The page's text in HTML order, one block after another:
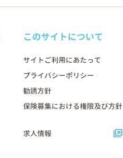
このサイトについて
サイトご利用にあたって
プライバシーポリシー
勧誘方針
保険募集における権限及び方針
求人情報